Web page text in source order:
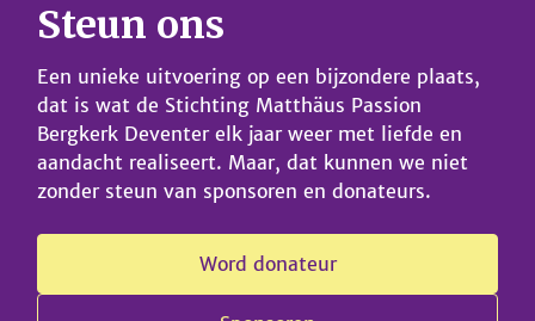
controleren. De momenten daaromheen kan het
Steun ons
Een unieke uitvoering op een bijzondere plaats,
dat is wat de Stichting Matthäus Passion
Bergkerk Deventer elk jaar weer met liefde en
aandacht realiseert. Maar, dat kunnen we niet
zonder steun van sponsoren en donateurs.
Word donateur